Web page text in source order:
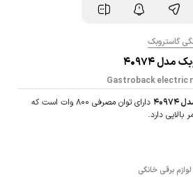
گاستروبک
40974
Gastroback electric
دارای توان مصرفی 800 وات است که
دارد.
لوازم برقی خانگی